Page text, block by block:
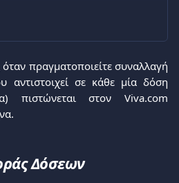
πραγματοποιείτε συναλλαγή
αντιστοιχεί σε κάθε μία δόση
πιστώνεται στον Viva.com
Δόσεων